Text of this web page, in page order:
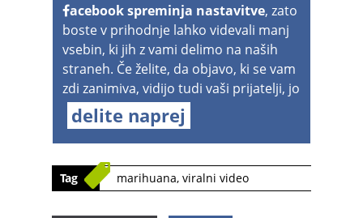
acebook spreminja nastavitve, zato
boste v prihodnje lahko videvali manj
vsebin, ki jih z vami delimo na naših
straneh. Če želite, da objavo, ki se vam
zdi zanimiva, vidijo tudi vaši prijatelji, jo
delite naprej
Tag marihuana, viralni video